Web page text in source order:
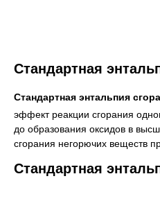
Стандартная
Стандартная энтальпия
эффект реакции сгорания
до образования оксидов в
сгорания негорючих веществ
Стандартная